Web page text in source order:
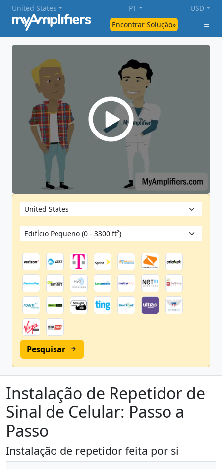
Encontrar Solução»
United States PT USD
Pesquisar
Instalação de Repetidor de
Sinal de Celular: Passo a
Passo
Instalação de repetidor feita por si